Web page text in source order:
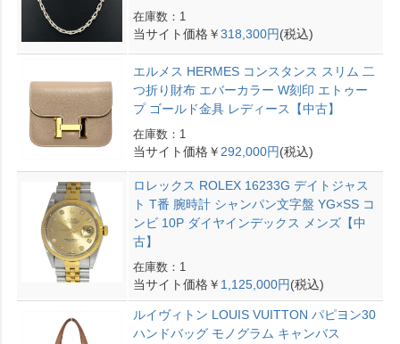
在庫数：1
当サイト価格￥318,300円(税込)
エルメス HERMES コンスタンス スリム 二
つ折り財布 エバーカラー W刻印 エトゥー
プ ゴールド金具 レディース【中古】
在庫数：1
当サイト価格￥ 292,000円(税込)
ロレックス ROLEX 16233G デイトジャス
ト T番 腕時計 シャンパン文字盤 YG×SS コ
ンビ 10P ダイヤインデックス メンズ【中
古】
在庫数：1
当サイト価格￥ 1,125,000円(税込)
ルイヴィトン LOUIS VUITTON パピヨン30
ハンドバッグ モノグラム キャンバス